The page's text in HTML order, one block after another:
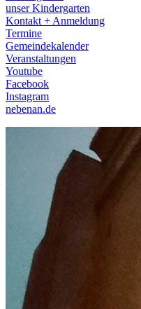
unser Kindergarten
Kontakt + Anmeldung
Termine
Gemeindekalender
Veranstaltungen
Youtube
Facebook
Instagram
nebenan.de